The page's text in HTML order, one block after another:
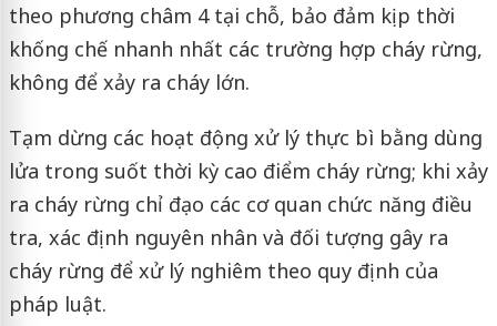
theo phương châm 4 tại chỗ, bảo đảm kịp thời
khống chế nhanh nhất các trường hợp cháy rừng,
không để xảy ra cháy lớn.
Tạm dừng các hoạt động xử lý thực bì bằng dùng
lửa trong suốt thời kỳ cao điểm cháy rừng; khi xảy
ra cháy rừng chỉ đạo các cơ quan chức năng điều
tra, xác định nguyên nhân và đối tượng gây ra
cháy rừng để xử lý nghiêm theo quy định của
pháp luật.